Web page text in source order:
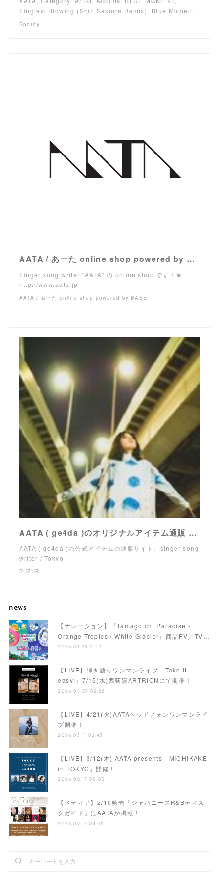
Singles: Blowing (Shin Sakiura Remix), Blue Momen…
Spotify
AATA / あーた online shop powered by BASE
Singer song writer "AATA" の online shop です！★
http://www.aata.jp
AATA / あーた online shop powered by BASE
AATA ( ge4da )のオリジナルアイテム通販 ∞ SUZURI（スズリ）
AATA ( ge4da )の公式アイテムの通販サイト。singer song
writer / Tokyo
SUZURI
news
【ナレーション】『Tamagotchi Paradise -
Orange Tropics / White Glacier』商品PV／TV…
2026.07.23 01:15
【LIVE】弾き語りワンマンライブ「Take it
easy!」7/15(水)西荻窪ARTRIONにて開催！
2026.05.27 02:58
【LIVE】4/21(火)AATAヘッドフォンワンマンライ
ブ開催！
2026.03.11 02:45
【LIVE】3/12(木) AATA presents「MICHIKAKE
in TOKYO」開催！
2026.02.17 05:03
【メディア】2/10発売『ジャパニーズR&Bディス
クガイド』にAATAが掲載！
2026.02.17 04:39